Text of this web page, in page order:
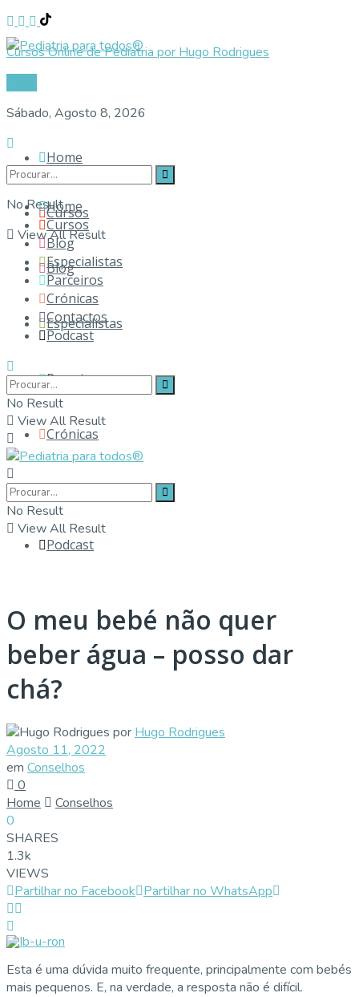
Cursos Online de Pediatria por Hugo Rodrigues
Sábado, Agosto 8, 2026
No Result
View All Result
Home
Cursos
Blog
Especialistas
Parceiros
Crónicas
Contactos
Podcast
Home
Cursos
Blog
Especialistas
Parceiros
Crónicas
Contactos
Podcast
No Result
View All Result
No Result
View All Result
O meu bebé não quer
beber água – posso dar
chá?
por Hugo Rodrigues
Agosto 11, 2022
em Conselhos
0
Home
Conselhos
0
SHARES
1.3k
VIEWS
Partilhar no Facebook Partilhar no WhatsApp
Esta é uma dúvida muito frequente, principalmente com bebés
mais pequenos. E, na verdade, a resposta não é difícil.